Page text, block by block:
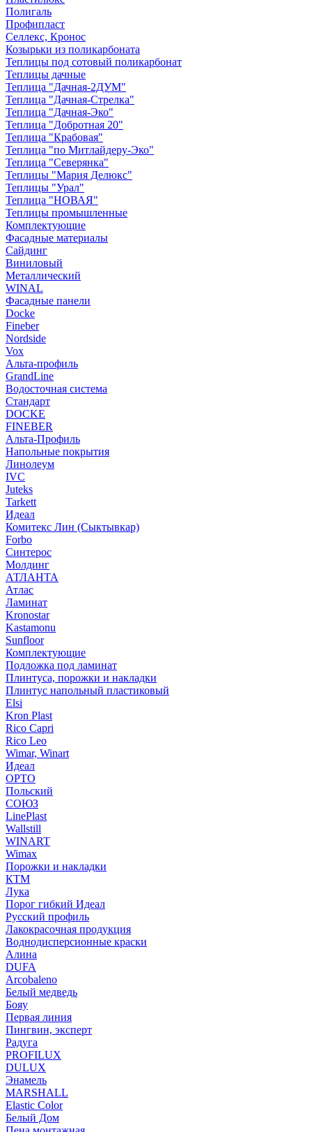
Полигаль
Профипласт
Селлекс, Кронос
Козырьки из поликарбоната
Теплицы под сотовый поликарбонат
Теплицы дачные
Теплица "Дачная-2ДУМ"
Теплица "Дачная-Стрелка"
Теплица "Дачная-Эко"
Теплица "Добротная 20"
Теплица "Крабовая"
Теплица "по Митлайдеру-Эко"
Теплица "Северянка"
Теплицы "Мария Делюкс"
Теплицы "Урал"
Теплица "НОВАЯ"
Теплицы промышленные
Комплектующие
Фасадные материалы
Сайдинг
Виниловый
Металлический
WINAL
Фасадные панели
Docke
Fineber
Nordside
Vox
Альта-профиль
GrandLine
Водосточная система
Стандарт
DOCKE
FINEBER
Альта-Профиль
Напольные покрытия
Линолеум
IVC
Juteks
Tarkett
Идеал
Комитекс Лин (Сыктывкар)
Forbo
Синтерос
Молдинг
АТЛАНТА
Атлас
Ламинат
Kronostar
Kastamonu
Sunfloor
Комплектующие
Подложка под ламинат
Плинтуса, порожки и накладки
Плинтус напольный пластиковый
Elsi
Kron Plast
Rico Capri
Rico Leo
Wimar, Winart
Идеал
ОРТО
Польский
СОЮЗ
LinePlast
Wallstill
WINART
Wimax
Порожки и накладки
КТМ
Лука
Порог гибкий Идеал
Русский профиль
Лакокрасочная продукция
Воднодисперсионные краски
Алина
DUFA
Arcobaleno
Белый медведь
Бояу
Первая линия
Пингвин, эксперт
Радуга
PROFILUX
DULUX
Энамель
MARSHALL
Elastic Color
Белый Дом